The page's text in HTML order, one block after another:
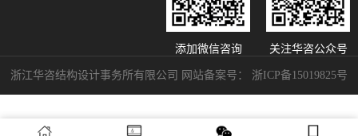
添加微信咨询 关注华咨公众号
浙江华咨结构设计事务所有限公司 网站备案号： 浙ICP备15019825号